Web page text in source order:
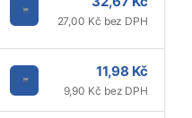
27,00 Kč bez DPH
11,98 Kč
9,90 Kč bez DPH